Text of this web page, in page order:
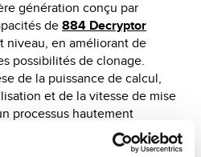
génération conçu par
de 884 Decryptor
niveau, en améliorant de
possibilités de clonage.
de la puissance de calcul,
et de la vitesse de mise
processus hautement